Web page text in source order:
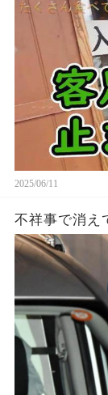
2025/06/11
不祥事で消え